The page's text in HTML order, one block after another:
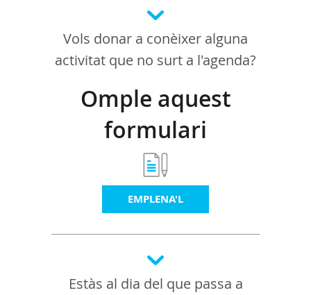
Vols donar a conèixer alguna
activitat que no surt a l'agenda?
Omple aquest
formulari
EMPLENA'L
Estàs al dia del que passa a